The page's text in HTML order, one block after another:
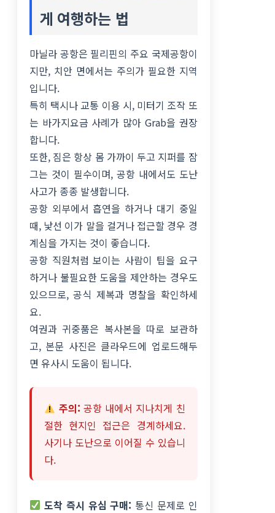
게 여행하는 법
마닐라 공항은 필리핀의 주요 국제공항이
지만, 치안 면에서는 주의가 필요한 지역
입니다.
특히 택시나 교통 이용 시, 미터기 조작 또
는 바가지요금 사례가 많아 Grab을 권장
합니다.
또한, 짐은 항상 몸 가까이 두고 지퍼를 잠
그는 것이 필수이며, 공항 내에서도 도난
사고가 종종 발생합니다.
공항 외부에서 흡연을 하거나 대기 중일
때, 낯선 이가 말을 걸거나 접근할 경우 경
계심을 가지는 것이 좋습니다.
공항 직원처럼 보이는 사람이 팁을 요구
하거나 불필요한 도움을 제안하는 경우도
있으므로, 공식 제복과 명찰을 확인하세
요.
여권과 귀중품은 복사본을 따로 보관하
고, 본문 사진은 클라우드에 업로드해두
면 유사시 도움이 됩니다.
주의: 공항 내에서 지나치게 친
절한 현지인 접근은 경계하세요.
사기나 도난으로 이어질 수 있습니
다.
도착 즉시 유심 구매: 통신 문제로 인